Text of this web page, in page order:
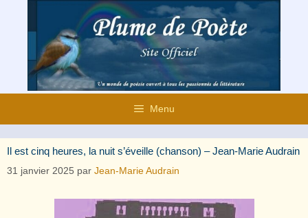
contenu
Menu
Il est cinq heures, la nuit s’éveille (chanson) – Jean-Marie Audrain
31 janvier 2025 par Jean-Marie Audrain